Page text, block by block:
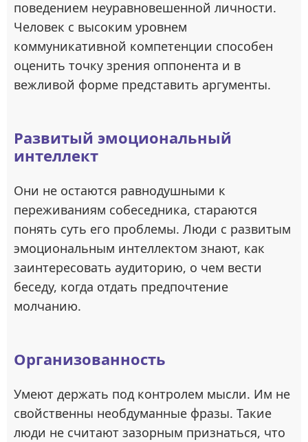
поведением неуравновешенной личности.
Человек с высоким уровнем
коммуникативной компетенции способен
оценить точку зрения оппонента и в
вежливой форме представить аргументы.
Развитый эмоциональный
интеллект
Они не остаются равнодушными к
переживаниям собеседника, стараются
понять суть его проблемы. Люди с развитым
эмоциональным интеллектом знают, как
заинтересовать аудиторию, о чем вести
беседу, когда отдать предпочтение
молчанию.
Организованность
Умеют держать под контролем мысли. Им не
свойственны необдуманные фразы. Такие
люди не считают зазорным признаться, что